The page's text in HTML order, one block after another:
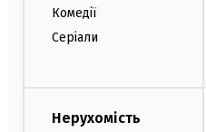
Комедії
Серіали
Нерухомість